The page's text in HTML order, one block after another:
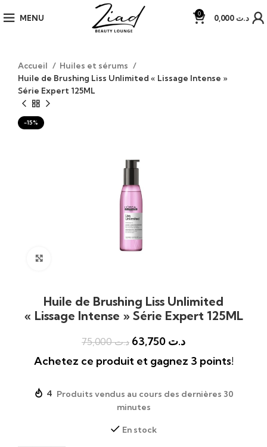
MENU 0 د.ت
Accueil
Huiles et sérums
Huile de Brushing Liss Unlimited « Lissage Intense »
Série Expert 125ML
-15%
Huile de Brushing Liss Unlimited
« Lissage Intense » Série Expert 125ML
د.ت75,000 د.ت
Achetez ce produit et gagnez 3 points!
4 Produits vendus au cours des dernières 30
minutes
En stock